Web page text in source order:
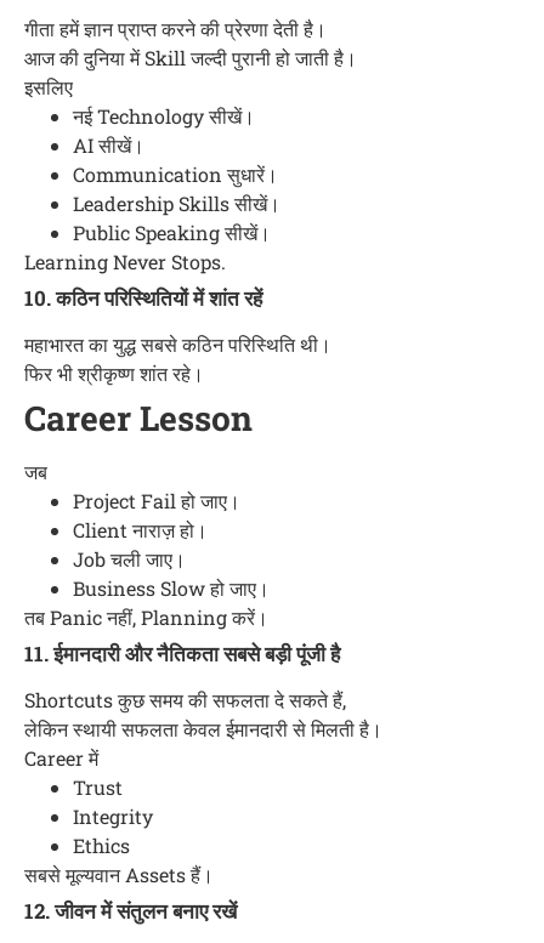
गीता हमें ज्ञान प्राप्त करने की प्रेरणा देती है।
आज की दुनिया में Skill जल्दी पुरानी हो जाती है।
इसलिए
नई Technology सीखें।
AI सीखें।
Communication सुधारें।
Leadership Skills सीखें।
Public Speaking सीखें।
Learning Never Stops.
10. कठिन परिस्थितियों में शांत रहें
महाभारत का युद्ध सबसे कठिन परिस्थिति थी।
फिर भी श्रीकृष्ण शांत रहे।
Career Lesson
जब
Project Fail हो जाए।
Client नाराज़ हो।
Job चली जाए।
Business Slow हो जाए।
तब Panic नहीं, Planning करें।
11. ईमानदारी और नैतिकता सबसे बड़ी पूंजी है
Shortcuts कुछ समय की सफलता दे सकते हैं,
लेकिन स्थायी सफलता केवल ईमानदारी से मिलती है।
Career में
Trust
Integrity
Ethics
सबसे मूल्यवान Assets हैं।
12. जीवन में संतुलन बनाए रखें